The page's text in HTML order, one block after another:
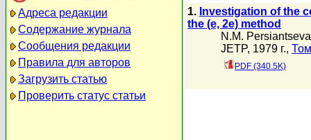
Адреса редакции
Содержание журнала
Сообщения редакции
Правила для авторов
Загрузить статью
Проверить статус статьи
1. Investigation of the
the (e, 2e) method
N.M. Persiantseva
JETP, 1979 г.,
PDF (340.5K)